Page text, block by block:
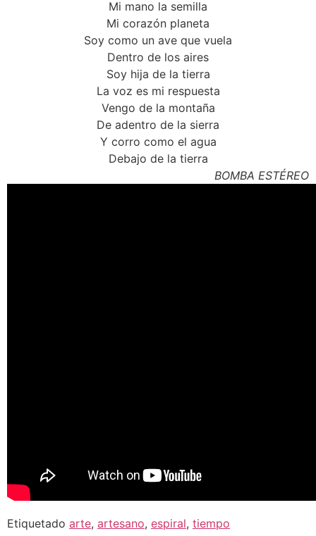
Mi mano la semilla
Mi corazón planeta
Soy como un ave que vuela
Dentro de los aires
Soy hija de la tierra
La voz es mi respuesta
Vengo de la montaña
De adentro de la sierra
Y corro como el agua
Debajo de la tierra
BOMBA ESTÉREO
Etiquetado arte, artesano, espiral, tiempo